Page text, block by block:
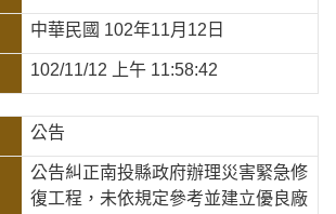
中華民國 102年11月12日
102/11/12 上午 11:58:42
公告
公告糾正南投縣政府辦理災害緊急修
復工程，未依規定參考並建立優良廠